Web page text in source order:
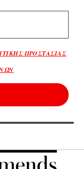
ΠΡΟΣΤΑΣΙΑΣ